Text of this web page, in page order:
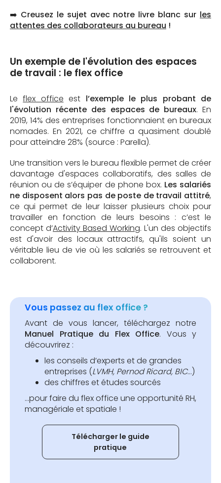
➡️ Creusez le sujet avec notre livre blanc sur les
attentes des collaborateurs au bureau !
Un exemple de l'évolution des espaces
de travail : le flex office
Leflex office est l’exemple le plus probant de
l'évolution récente des espaces de bureaux. En
2019, 14% des entreprises fonctionnaient en bureaux
nomades. En 2021, ce chiffre a quasiment doublé
pour atteindre 28% (source : Parella).
Une transition vers le bureau flexible permet de créer
davantage d'espaces collaboratifs, des salles de
réunion ou de s’équiper de phone box. Les salariés
ne disposent alors pas de poste de travail attitré,
ce qui permet de leur laisser plusieurs choix pour
travailler en fonction de leurs besoins : c’est le
concept d’Activity Based Working. L'un des objectifs
est d'avoir des locaux attractifs, qu'ils soient un
véritable lieu de vie où les salariés se retrouvent et
collaborent.
Vous passez au flex office ?
Avant de vous lancer, téléchargez notre
Manuel Pratique du Flex Office. Vous y
découvrirez :
les conseils d’experts et de grandes
entreprises (LVMH, Pernod Ricard, BIC…)
des chiffres et études sourcés
...pour faire du flex office une opportunité RH,
managériale et spatiale !
Télécharger le guide
pratique